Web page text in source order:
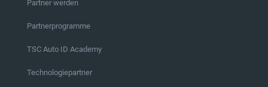
Partner werden
Partnerprogramme
TSC Auto ID Academy
Technologiepartner